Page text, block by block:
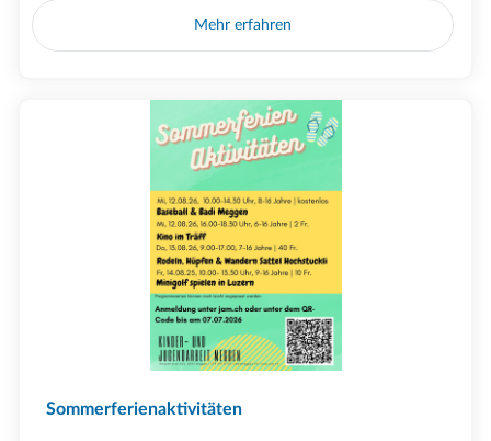
Mehr erfahren
Sommerferienaktivitäten